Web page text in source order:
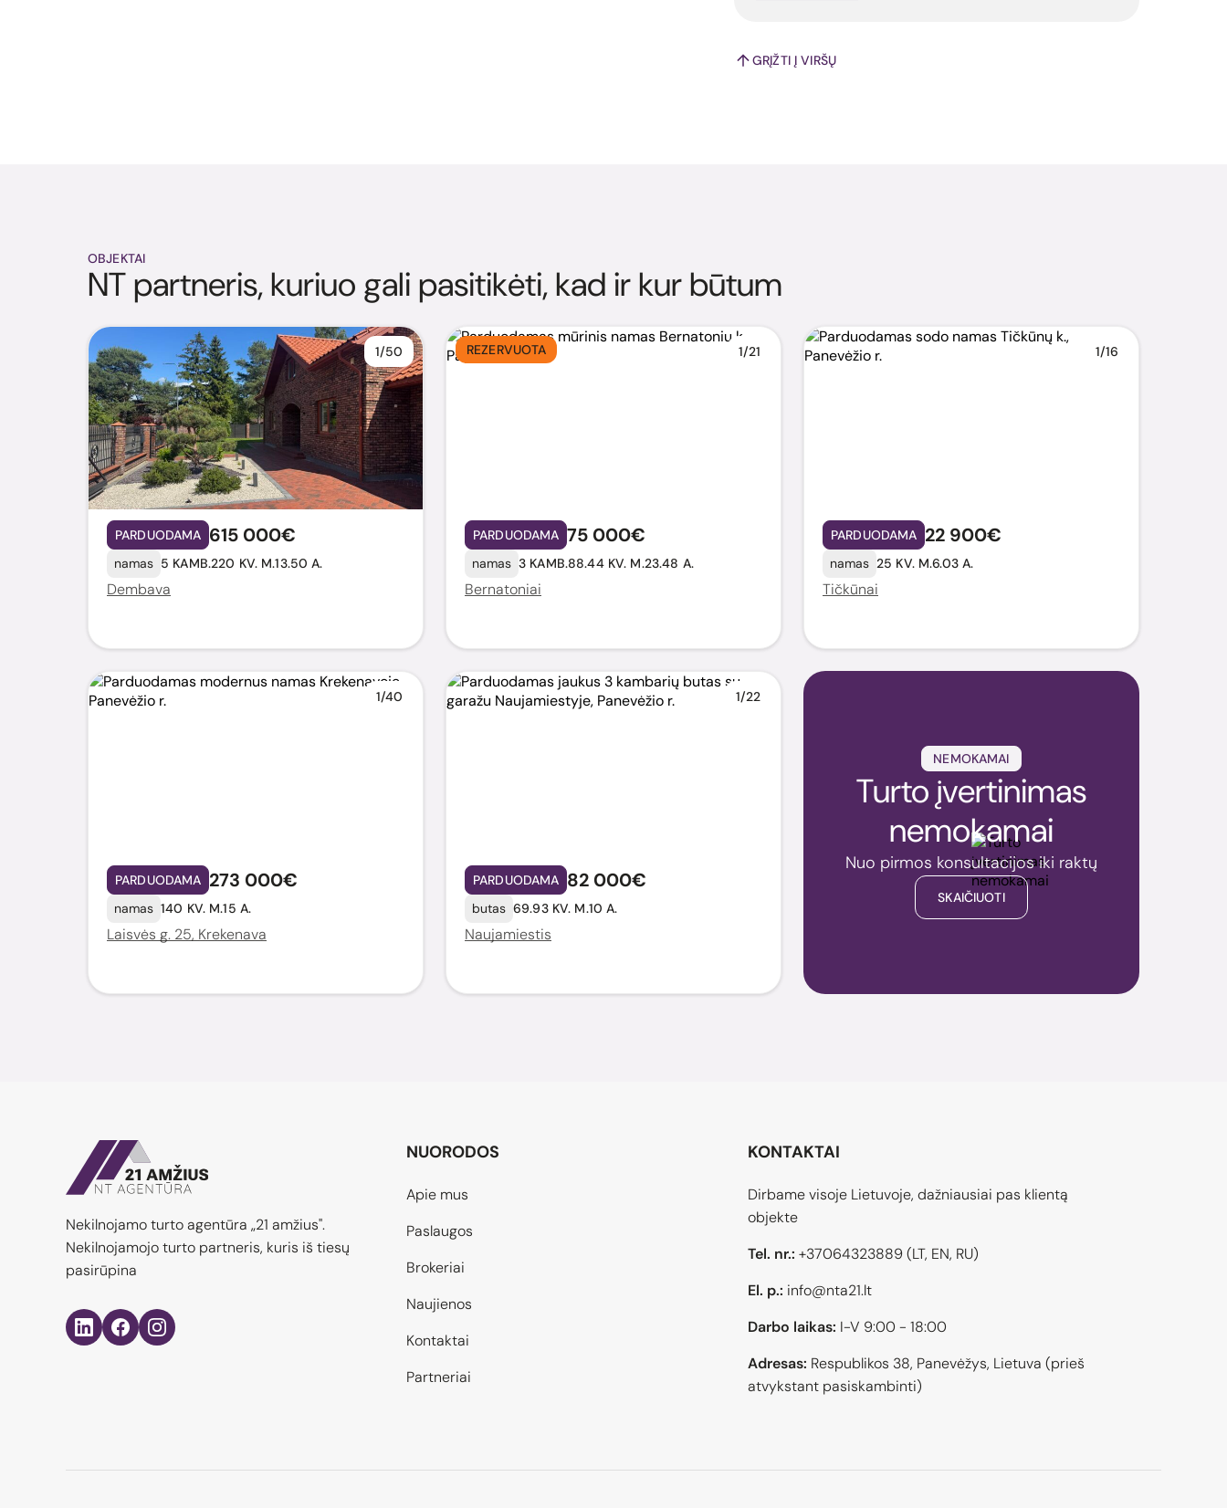
GRĮŽTI Į VIRŠŲ
OBJEKTAI
NT partneris, kuriuo gali pasitikėti, kad ir kur būtum
1/50
PARDUODAMA 615 000€
namas 5 KAMB.220 KV. M.13.50 A.
Dembava
REZERVUOTA 1/21
PARDUODAMA 75 000€
namas 3 KAMB.88.44 KV. M.23.48 A.
Bernatoniai
1/16
PARDUODAMA 22 900€
namas 25 KV. M.6.03 A.
Tičkūnai
1/40
PARDUODAMA 273 000€
namas 140 KV. M.15 A.
Laisvės g. 25, Krekenava
1/22
PARDUODAMA 82 000€
butas 69.93 KV. M.10 A.
Naujamiestis
NEMOKAMAI
Turto įvertinimas
nemokamai
Nuo pirmos konsultacijos iki raktų
SKAIČIUOTI
Nekilnojamo turto agentūra „21 amžius".
Nekilnojamojo turto partneris, kuris iš tiesų
pasirūpina
NUORODOS
Apie mus
Paslaugos
Brokeriai
Naujienos
Kontaktai
Partneriai
KONTAKTAI
Dirbame visoje Lietuvoje, dažniausiai pas klientą
objekte
Tel. nr.: +37064323889(LT, EN, RU)
El. p.: info@nta21.lt
Darbo laikas: I-V 9:00 - 18:00
Adresas: Respublikos 38, Panevėžys, Lietuva (prieš
atvykstant pasiskambinti)